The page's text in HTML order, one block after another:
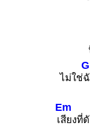
ไม่ใช่
G
เ
Em
สียงที่